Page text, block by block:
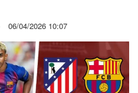
06/04/2026 10:07